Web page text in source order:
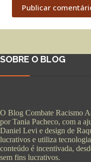
Publicar
SOBRE O BLOG
O Blog Combate Racismo
por Tania Pacheco, com a
Daniel Levi e design de
lucrativos e utiliza
conteúdo é incentivada,
sem fins lucrativos.